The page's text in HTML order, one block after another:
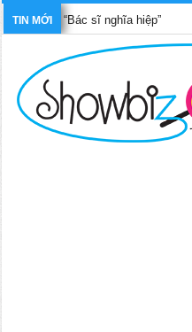
TIN MỚI
“Bác sĩ nghĩa hiệp”